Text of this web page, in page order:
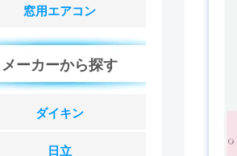
窓用エアコン
メーカーから探す
ダイキン
日立